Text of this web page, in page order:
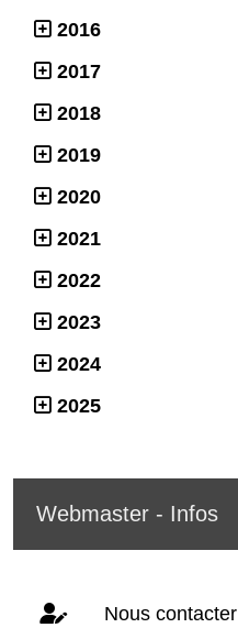
2016
2017
2018
2019
2020
2021
2022
2023
2024
2025
Webmaster - Infos
Nous contacter